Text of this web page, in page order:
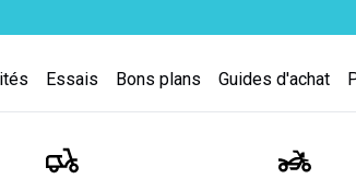
Essais Bons plans Guides d'achat